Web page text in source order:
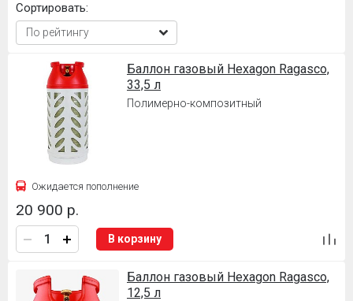
Сортировать:
Баллон газовый Hexagon Ragasco,
33,5 л
Полимерно-композитный
Ожидается пополнение
20 900 р.
В корзину
Баллон газовый Hexagon Ragasco,
12,5 л